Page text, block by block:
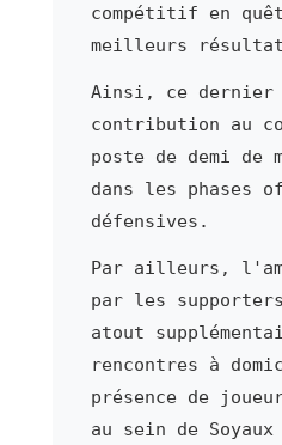
compétitif en
meilleurs
Ainsi, ce dernier
contribution au
poste de demi de
dans les phases
défensives.
Par ailleurs,
par les
atout
rencontres à
présence de
au sein de Soyaux